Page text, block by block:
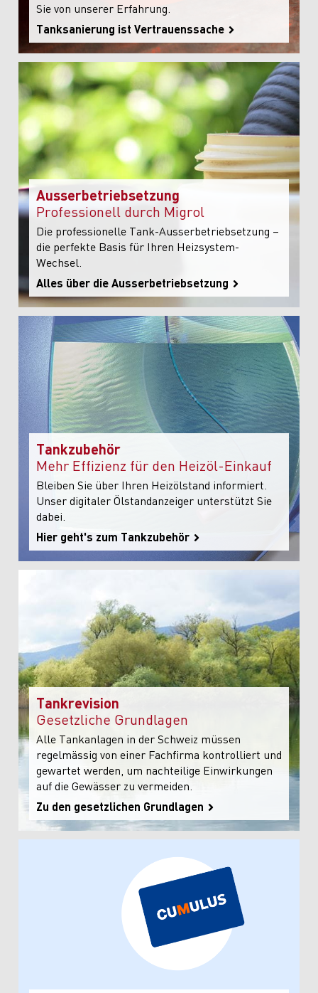
Sie von unserer Erfahrung.
Tanksanierung ist Vertrauenssache
Ausserbetriebsetzung
Professionell durch Migrol
Die professionelle Tank-Ausserbetriebsetzung –
die perfekte Basis für Ihren Heizsystem-
Wechsel.
Alles über die Ausserbetriebsetzung
Tankzubehör
Mehr Effizienz für den Heizöl-Einkauf
Bleiben Sie über Ihren Heizölstand informiert.
Unser digitaler Ölstandanzeiger unterstützt Sie
dabei.
Hier geht's zum Tankzubehör
Tankrevision
Gesetzliche Grundlagen
Alle Tankanlagen in der Schweiz müssen
regelmässig von einer Fachfirma kontrolliert und
gewartet werden, um nachteilige Einwirkungen
auf die Gewässer zu vermeiden.
Zu den gesetzlichen Grundlagen